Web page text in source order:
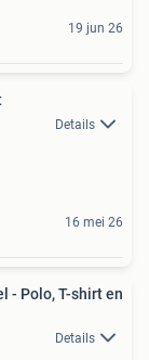
19 jun 26
Details
16 mei 26
- Polo, T-shirt en
Details